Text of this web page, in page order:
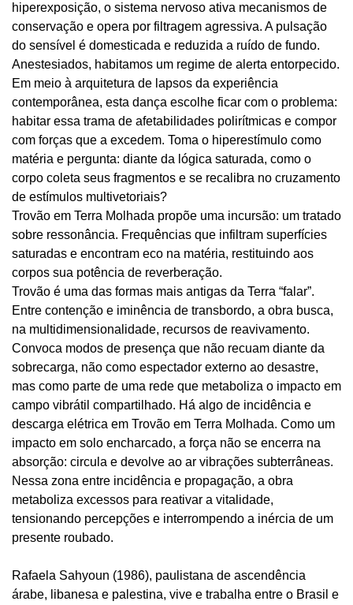
hiperexposição, o sistema nervoso ativa mecanismos de
conservação e opera por filtragem agressiva. A pulsação
do sensível é domesticada e reduzida a ruído de fundo.
Anestesiados, habitamos um regime de alerta entorpecido.
Em meio à arquitetura de lapsos da experiência
contemporânea, esta dança escolhe ficar com o problema:
habitar essa trama de afetabilidades polirítmicas e compor
com forças que a excedem. Toma o hiperestímulo como
matéria e pergunta: diante da lógica saturada, como o
corpo coleta seus fragmentos e se recalibra no cruzamento
de estímulos multivetoriais?
Trovão em Terra Molhada propõe uma incursão: um tratado
sobre ressonância. Frequências que infiltram superfícies
saturadas e encontram eco na matéria, restituindo aos
corpos sua potência de reverberação.
Trovão é uma das formas mais antigas da Terra “falar”.
Entre contenção e iminência de transbordo, a obra busca,
na multidimensionalidade, recursos de reavivamento.
Convoca modos de presença que não recuam diante da
sobrecarga, não como espectador externo ao desastre,
mas como parte de uma rede que metaboliza o impacto em
campo vibrátil compartilhado. Há algo de incidência e
descarga elétrica em Trovão em Terra Molhada. Como um
impacto em solo encharcado, a força não se encerra na
absorção: circula e devolve ao ar vibrações subterrâneas.
Nessa zona entre incidência e propagação, a obra
metaboliza excessos para reativar a vitalidade,
tensionando percepções e interrompendo a inércia de um
presente roubado.
Rafaela Sahyoun (1986), paulistana de ascendência
árabe, libanesa e palestina, vive e trabalha entre o Brasil e